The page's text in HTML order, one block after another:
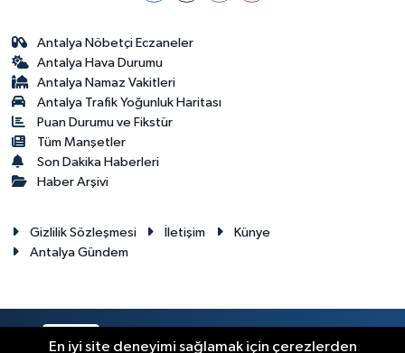
Antalya Nöbetçi Eczaneler
Antalya Hava Durumu
Antalya Namaz Vakitleri
Antalya Trafik Yoğunluk Haritası
Puan Durumu ve Fikstür
Tüm Manşetler
Son Dakika Haberleri
Haber Arşivi
Gizlilik Sözleşmesi İletişim
Künye
Antalya Gündem
En iyi site deneyimi sağlamak için çerezlerden